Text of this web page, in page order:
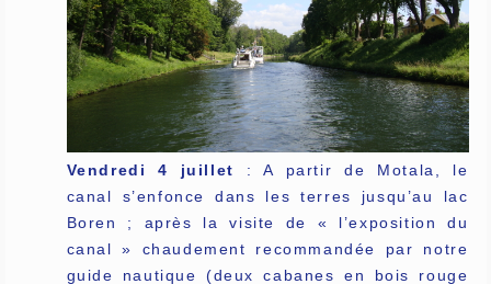
Vendredi 4 juillet : A partir de Motala, le
canal s’enfonce dans les terres jusqu’au lac
Boren ; après la visite de « l’exposition du
canal » chaudement recommandée par notre
guide nautique (deux cabanes en bois rouge